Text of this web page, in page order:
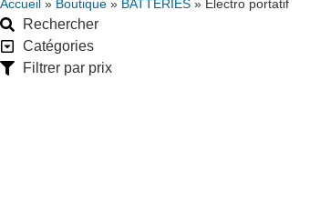
Accueil » Boutique » BATTERIES » Electro portatif
Rechercher
Catégories
Filtrer par prix